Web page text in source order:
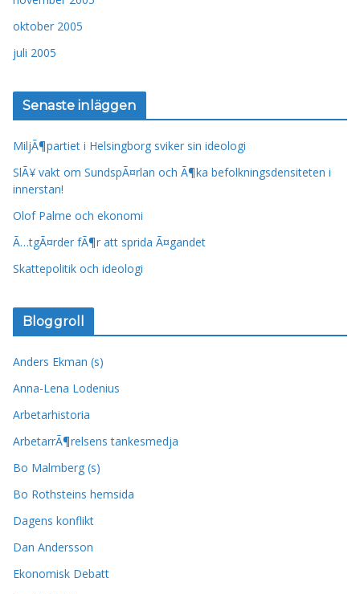
oktober 2005
juli 2005
Senaste inläggen
MiljÃ¶partiet i Helsingborg sviker sin ideologi
SlÃ¥ vakt om SundspÃ¤rlan och Ã¶ka befolkningsdensiteten i
innerstan!
Olof Palme och ekonomi
Ã…tgÃ¤rder fÃ¶r att sprida Ã¤gandet
Skattepolitik och ideologi
Bloggroll
Anders Ekman (s)
Anna-Lena Lodenius
Arbetarhistoria
ArbetarrÃ¶relsens tankesmedja
Bo Malmberg (s)
Bo Rothsteins hemsida
Dagens konflikt
Dan Andersson
Ekonomisk Debatt